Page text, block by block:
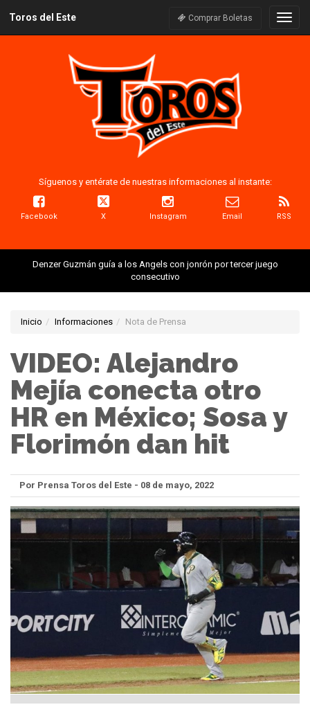
Toros del Este Comprar Boletas
Síguenos y entérate de nuestras informaciones al instante:
Facebook X Instagram Email RSS
Denzer Guzmán guía a los Angels con jonrón por tercer juego
consecutivo
Inicio Informaciones Nota de Prensa
VIDEO: Alejandro
Mejía conecta otro
HR en México; Sosa y
Florimón dan hit
Por Prensa Toros del Este - 08 de mayo, 2022